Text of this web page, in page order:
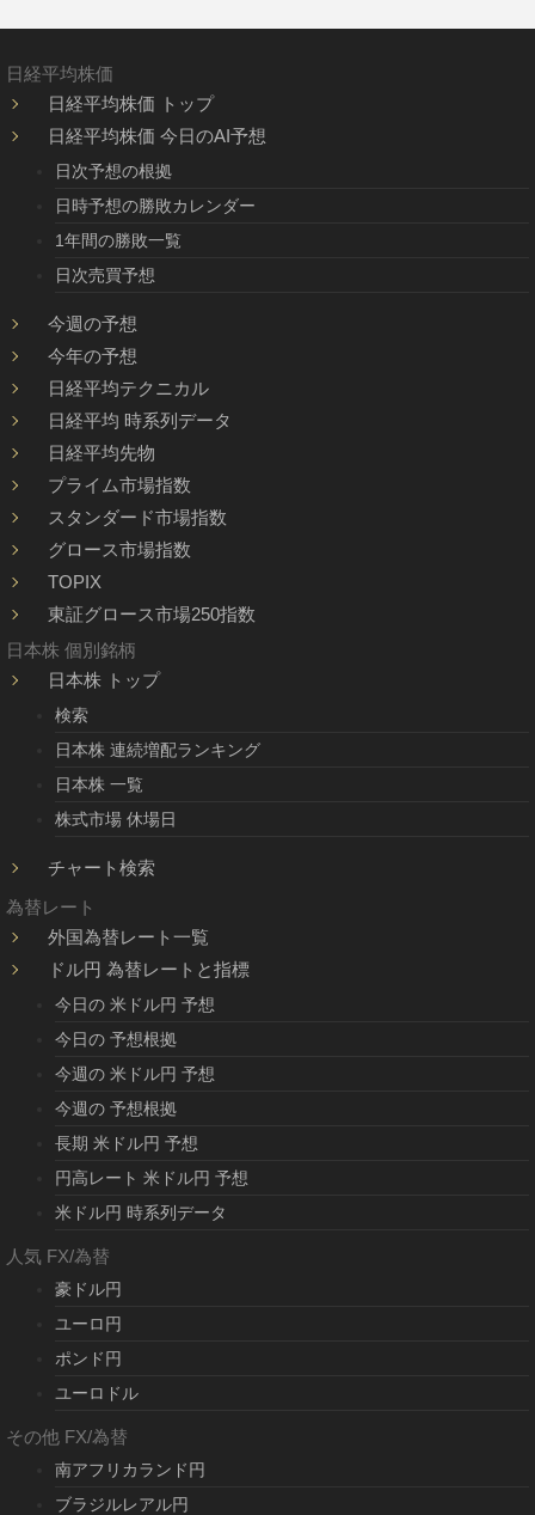
日経平均株価
日経平均株価 トップ
日経平均株価 今日のAI予想
日次予想の根拠
日時予想の勝敗カレンダー
1年間の勝敗一覧
日次売買予想
今週の予想
今年の予想
日経平均テクニカル
日経平均 時系列データ
日経平均先物
プライム市場指数
スタンダード市場指数
グロース市場指数
TOPIX
東証グロース市場250指数
日本株 個別銘柄
日本株 トップ
検索
日本株 連続増配ランキング
日本株 一覧
株式市場 休場日
チャート検索
為替レート
外国為替レート一覧
ドル円 為替レートと指標
今日の 米ドル円 予想
今日の 予想根拠
今週の 米ドル円 予想
今週の 予想根拠
長期 米ドル円 予想
円高レート 米ドル円 予想
米ドル円 時系列データ
人気 FX/為替
豪ドル円
ユーロ円
ポンド円
ユーロドル
その他 FX/為替
南アフリカランド円
ブラジルレアル円